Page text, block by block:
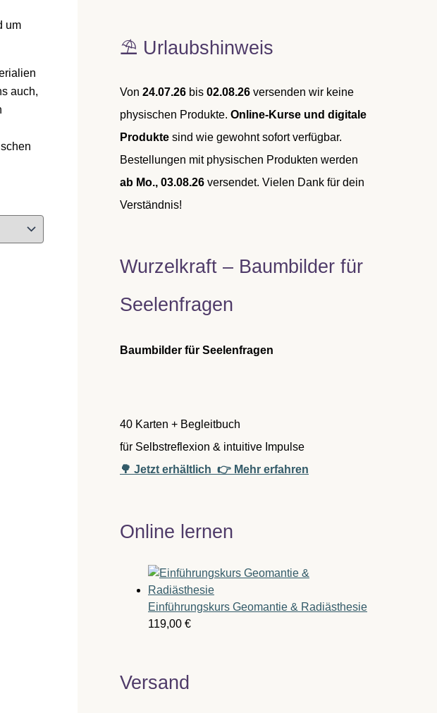
um
auch,
⛱️ Urlaubshinweis
Von 24.07.26 bis 02.08.26 versenden wir keine
physischen Produkte. Online-Kurse und digitale
Produkte sind wie gewohnt sofort verfügbar.
Bestellungen mit physischen Produkten werden
ab Mo., 03.08.26 versendet. Vielen Dank für dein
Verständnis!
Wurzelkraft – Baumbilder für
Seelenfragen
Baumbilder für Seelenfragen
40 Karten + Begleitbuch
für Selbstreflexion & intuitive Impulse
🌳 Jetzt erhältlich 👉 Mehr erfahren
Online lernen
Einführungskurs Geomantie & Radiästhesie
119,00 €
Versand